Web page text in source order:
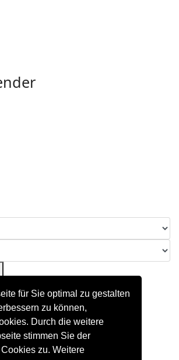
für Sie optimal zu gestalten
zu können,
Durch die weitere
stimmen Sie der
zu. Weitere
2025
Events gefunden